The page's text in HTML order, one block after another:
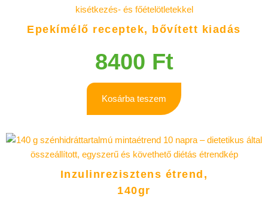
Epekímélő receptek, bővített kiadás
8400 Ft
Kosárba teszem
Inzulinrezisztens étrend,
140gr